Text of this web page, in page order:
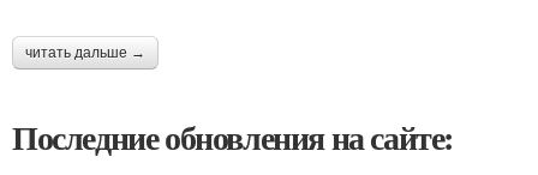
читать дальше →
Последние обновления на сайте: